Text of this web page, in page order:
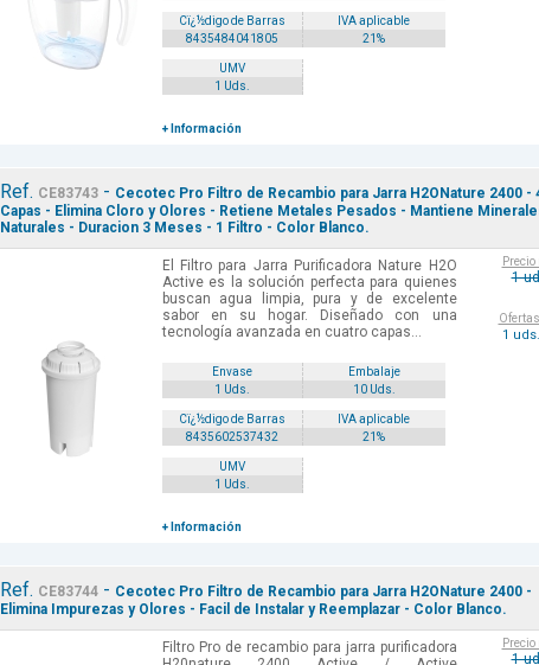
Cï¿½digo de Barras
IVA aplicable
8435484041805
21%
UMV
1 Uds.
+ Información
Ref. CE83743- Cecotec Pro Filtro de Recambio para Jarra H2ONature 2400 -
Capas - Elimina Cloro y Olores - Retiene Metales Pesados - Mantiene
Naturales - Duracion 3 Meses - 1 Filtro - Color Blanco.
El Filtro para Jarra Purificadora Nature H2O
Active es la solución perfecta para quienes
buscan agua limpia, pura y de excelente
sabor en su hogar. Diseñado con una
tecnología avanzada en cuatro capas...
Envase
Embalaje
1 Uds.
10 Uds.
Cï¿½digo de Barras
IVA aplicable
8435602537432
21%
UMV
1 Uds.
+ Información
1
1 uds.
Ref. CE83744- Cecotec Pro Filtro de Recambio para Jarra H2ONature 2400 -
Elimina Impurezas y Olores - Facil de Instalar y Reemplazar - Color Blanco.
Filtro Pro de recambio para jarra purificadora
1